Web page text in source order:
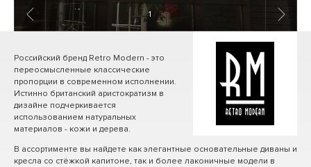
1 / 3
Российский бренд Retro Modern - это
переосмысленные классические
пропорции в современном исполнении.
Истинно британский аристократизм в
дизайне подчеркивается
использованием натуральных
материалов - кожи и дерева.
В ассортименте вы найдете как элегантные основательные диваны и
кресла со стёжкой капитоне, так и более лаконичные модели в